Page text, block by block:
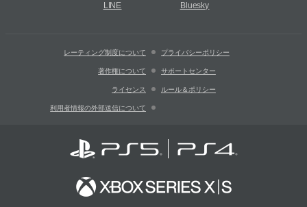
LINE Bluesky
レーティング制度について プライバシーポリシー
著作権について サポートセンター
ライセンス ルール＆ポリシー
利用者情報の外部送信について